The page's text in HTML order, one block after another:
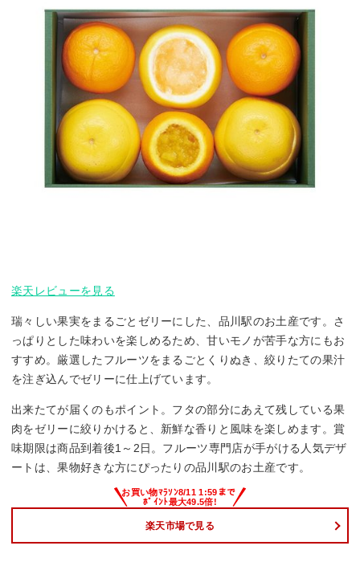
楽天レビューを見る
瑞々しい果実をまるごとゼリーにした、品川駅のお土産です。さ
っぱりとした味わいを楽しめるため、甘いモノが苦手な方にもお
すすめ。厳選したフルーツをまるごとくりぬき、絞りたての果汁
を注ぎ込んでゼリーに仕上げています。
出来たてが届くのもポイント。フタの部分にあえて残している果
肉をゼリーに絞りかけると、新鮮な香りと風味を楽しめます。賞
味期限は商品到着後1～2日。フルーツ専門店が手がける人気デザ
ートは、果物好きな方にぴったりの品川駅のお土産です。
楽天市場で見る